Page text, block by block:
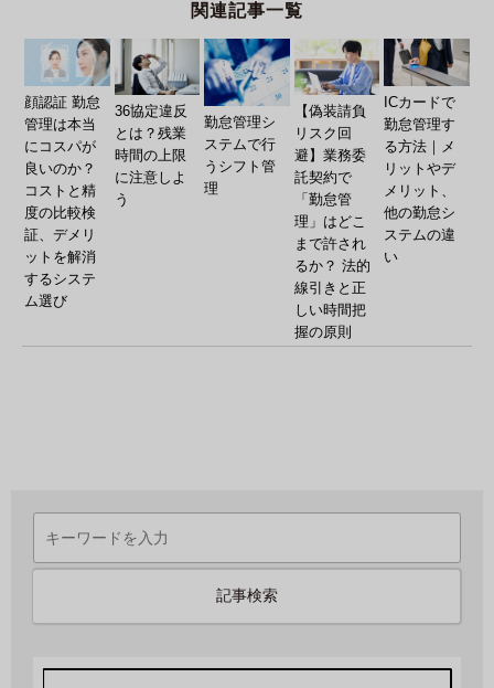
関連記事一覧
顔認証 勤怠
管理は本当
にコスパが
良いのか？
コストと精
度の比較検
証、デメリ
ットを解消
するシステ
ム選び
36協定違反
とは？残業
時間の上限
に注意しよ
う
勤怠管理シ
ステムで行
うシフト管
理
【偽装請負
リスク回
避】業務委
託契約で
「勤怠管
理」はどこ
まで許され
るか？ 法的
線引きと正
しい時間把
握の原則
ICカードで
勤怠管理す
る方法｜メ
リットやデ
メリット、
他の勤怠シ
ステムの違
い
記事検索